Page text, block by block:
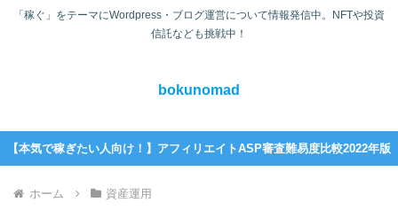
「稼ぐ」をテーマにWordpress・ブログ運営について情報発信中。NFTや投資
信託なども挑戦中！
bokunomad
【本気で稼ぎたい人向け！】アフィリエイトASP審査難易度比較2022年版
ホーム 資産運用